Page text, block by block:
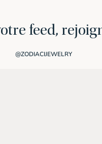
feed,
@ZODIACIJEWELRY